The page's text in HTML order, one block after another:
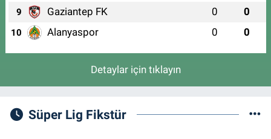
9 Gaziantep FK 0 0
10 Alanyaspor 0 0
Detaylar için tıklayın
Süper Lig Fikstür